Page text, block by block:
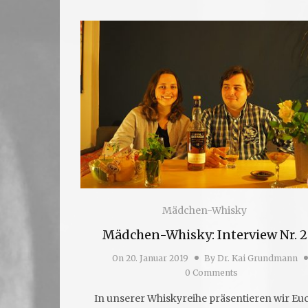
Mädchen-Whisky
Mädchen-Whisky: Interview Nr. 2
On 20. Januar 2019 By Dr. Kai Grundmann
0 Comments
In unserer Whiskyreihe präsentieren wir